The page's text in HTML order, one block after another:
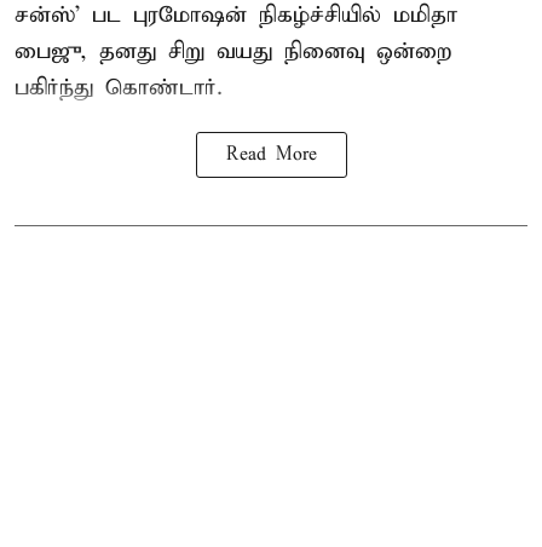
சன்ஸ்’ பட புரமோஷன் நிகழ்ச்சியில் மமிதா
பைஜு, தனது சிறு வயது நினைவு ஒன்றை
பகிர்ந்து கொண்டார்.
Read More